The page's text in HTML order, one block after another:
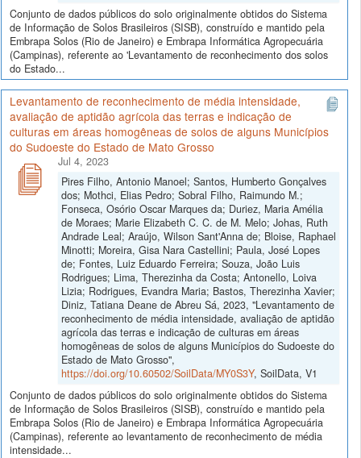
Conjunto de dados públicos do solo originalmente obtidos do Sistema
de Informação de Solos Brasileiros (SISB), construído e mantido pela
Embrapa Solos (Rio de Janeiro) e Embrapa Informática Agropecuária
(Campinas), referente ao 'Levantamento de reconhecimento dos solos
do Estado...
Levantamento de reconhecimento de média intensidade,
avaliação de aptidão agrícola das terras e indicação de
culturas em áreas homogêneas de solos de alguns Municípios
do Sudoeste do Estado de Mato Grosso
Jul 4, 2023
Pires Filho, Antonio Manoel; Santos, Humberto Gonçalves
dos; Mothci, Elias Pedro; Sobral Filho, Raimundo M.;
Fonseca, Osório Oscar Marques da; Duriez, Maria Amélia
de Moraes; Marie Elizabeth C. C. de M. Melo; Johas, Ruth
Andrade Leal; Araújo, Wilson Sant'Anna de; Bloise, Raphael
Minotti; Moreira, Gisa Nara Castellini; Paula, José Lopes
de; Fontes, Luiz Eduardo Ferreira; Souza, João Luis
Rodrigues; Lima, Therezinha da Costa; Antonello, Loiva
Lizia; Rodrigues, Evandra Maria; Bastos, Therezinha Xavier;
Diniz, Tatiana Deane de Abreu Sá, 2023, "Levantamento de
reconhecimento de média intensidade, avaliação de aptidão
agrícola das terras e indicação de culturas em áreas
homogêneas de solos de alguns Municípios do Sudoeste do
Estado de Mato Grosso",
https://doi.org/10.60502/SoilData/MY0S3Y, SoilData, V1
Conjunto de dados públicos do solo originalmente obtidos do Sistema
de Informação de Solos Brasileiros (SISB), construído e mantido pela
Embrapa Solos (Rio de Janeiro) e Embrapa Informática Agropecuária
(Campinas), referente ao levantamento de reconhecimento de média
intensidade...